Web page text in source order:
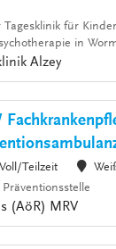
Tagesklinik für
in
Alzey
Voll/Teilzeit
(AöR) MRV